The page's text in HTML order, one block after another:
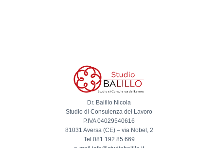
Dr. Balillo Nicola
Studio di Consulenza del Lavoro
P.IVA 04029540616
81031 Aversa (CE) – via Nobel, 2
Tel 081 192 85 669